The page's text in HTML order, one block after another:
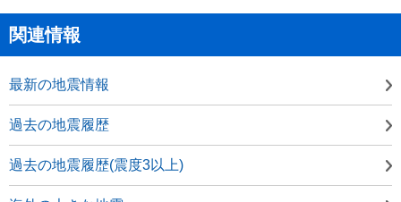
関連情報
最新の地震情報
過去の地震履歴
過去の地震履歴(震度3以上)